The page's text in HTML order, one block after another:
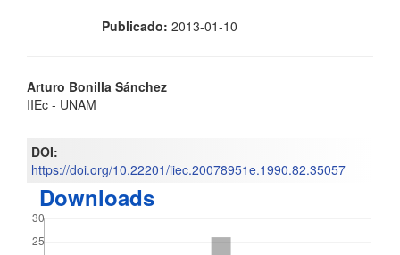
Publicado: 2013-01-10
Contenido
del
artículo
Arturo Bonilla Sánchez
IIEc - UNAM
DOI:
https://doi.org/10.22201/iiec.20078951e.1990.82.35057
Downloads